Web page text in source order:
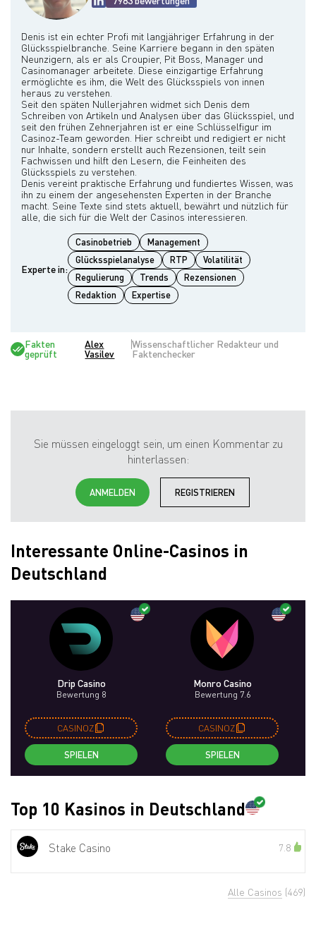
Denis ist ein echter Profi mit langjähriger Erfahrung in der
Glücksspielbranche. Seine Karriere begann in den späten
Neunzigern, als er als Croupier, Pit Boss, Manager und
Casinomanager arbeitete. Diese einzigartige Erfahrung
ermöglichte es ihm, die Welt des Glücksspiels von innen
heraus zu verstehen.
Seit den späten Nullerjahren widmet sich Denis dem
Schreiben von Artikeln und Analysen über das Glücksspiel, und
seit den frühen Zehnerjahren ist er eine Schlüsselfigur im
Casinoz-Team geworden. Hier schreibt und redigiert er nicht
nur Inhalte, sondern erstellt auch Rezensionen, teilt sein
Fachwissen und hilft den Lesern, die Feinheiten des
Glücksspiels zu verstehen.
Denis vereint praktische Erfahrung und fundiertes Wissen, was
ihn zu einem der angesehensten Experten in der Branche
macht. Seine Texte sind stets aktuell, bewährt und nützlich für
Experte in:
Casinobetrieb
Management
Glücksspielanalyse
RTP
Volatilität
Regulierung
Trends
Rezensionen
Redaktion
Expertise
Fakten
geprüft
Alex
Vasilev
Wissenschaftlicher Redakteur und
Faktenchecker
Sie müssen eingeloggt sein, um einen Kommentar zu
hinterlassen:
ANMELDEN REGISTRIEREN
Interessante Online-Casinos in
Deutschland
Drip Casino
Bewertung 8
CASINOZ
SPIELEN
Monro Casino
Bewertung 7.6
CASINOZ
SPIELEN
Top 10 Kasinos in Deutschland
Stake Casino 7.8
Alle Casinos (469)